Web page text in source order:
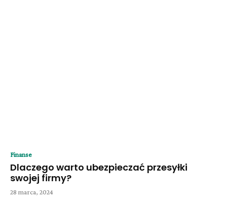
Finanse
Dlaczego warto ubezpieczać przesyłki
swojej firmy?
28 marca, 2024